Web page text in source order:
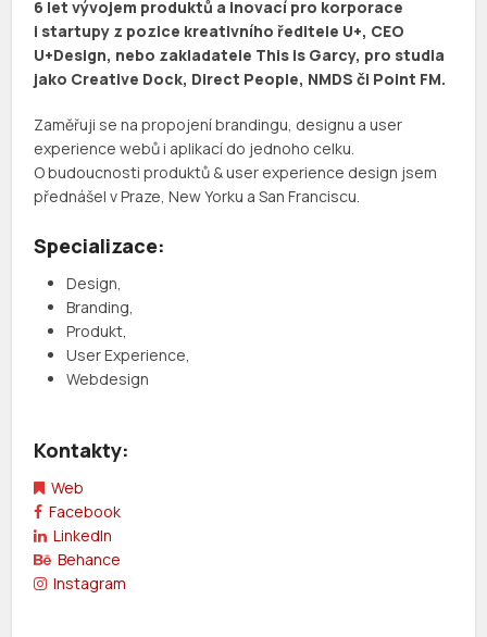
6 let vývojem produktů a inovací pro korporace
i startupy z pozice kreativního ředitele U+, CEO
U+Design, nebo zakladatele This is Garcy, pro studia
jako Creative Dock, Direct People, NMDS či Point FM.
Zaměřuji se na propojení brandingu, designu a user
experience webů i aplikací do jednoho celku.
O budoucnosti produktů & user experience design jsem
přednášel v Praze, New Yorku a San Franciscu.
Specializace:
Design,
Branding,
Produkt,
User Experience,
Webdesign
Kontakty:
Web
Facebook
LinkedIn
Behance
Instagram